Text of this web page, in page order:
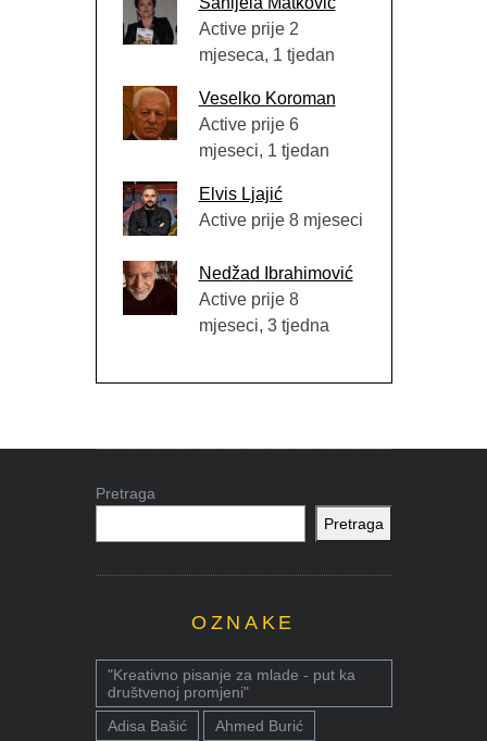
Active prije 2
mjeseca, 1 tjedan
Veselko Koroman
Active prije 6
mjeseci, 1 tjedan
Elvis Ljajić
Active prije 8 mjeseci
Nedžad Ibrahimović
Active prije 8
mjeseci, 3 tjedna
Pretraga
Pretraga
OZNAKE
"Kreativno pisanje za mlade - put ka
društvenoj promjeni"
Adisa Bašić
Ahmed Burić